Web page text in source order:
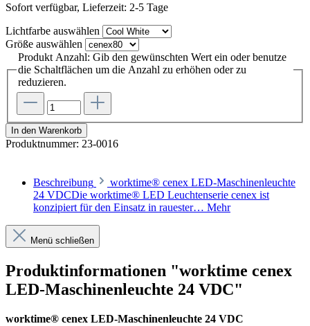
Sofort verfügbar, Lieferzeit: 2-5 Tage
Lichtfarbe auswählen
Größe auswählen
Produkt Anzahl: Gib den gewünschten Wert ein oder benutze
die Schaltflächen um die Anzahl zu erhöhen oder zu
reduzieren.
In den Warenkorb
Produktnummer: 23-0016
Beschreibung
worktime® cenex LED-Maschinenleuchte
24 VDCDie worktime® LED Leuchtenserie cenex ist
konzipiert für den Einsatz in rauester… Mehr
Menü schließen
Produktinformationen "worktime cenex
LED-Maschinenleuchte 24 VDC"
worktime® cenex LED-Maschinenleuchte 24 VDC